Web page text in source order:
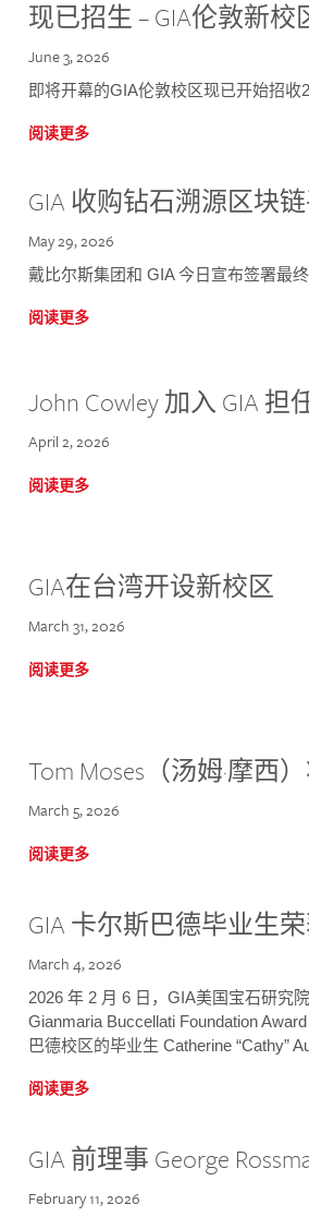
现已招生 – GIA伦敦新
June 3, 2026
即将开幕的GIA伦敦校区现已开始招收
阅读更多
GIA 收购钻石溯源区块
May 29, 2026
戴比尔斯集团和 GIA 今日宣布签署最
阅读更多
John Cowley 加入 GIA
April 2, 2026
阅读更多
GIA在台湾开设新校区
March 31, 2026
阅读更多
Tom Moses（汤姆·摩西
March 5, 2026
阅读更多
GIA 卡尔斯巴德毕业生
March 4, 2026
2026 年 2 月 6 日，GIA美国宝石研究
Gianmaria Buccellati Foundation
巴德校区的毕业生 Catherine “Cathy”
阅读更多
GIA 前理事 George
February 11, 2026